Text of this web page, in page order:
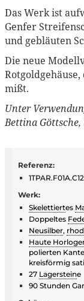
Das Werk ist
Genfer
und gebläuten
Die neue
mißt.
Unter
Bettina
Referenz:
Werk:
Skelettiertes
Doppeltes
Neusilber,
Haute
polierten
kreisförmig
27 Lagersteine
90 Stunden